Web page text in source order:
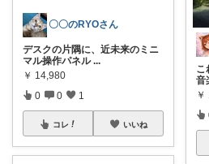
〇〇のRYOさん
デスクの片隅に、近未来のミニ
マル操作パネル ...
￥ 14,980
0 0 1
コレ いいね
こ
音
￥